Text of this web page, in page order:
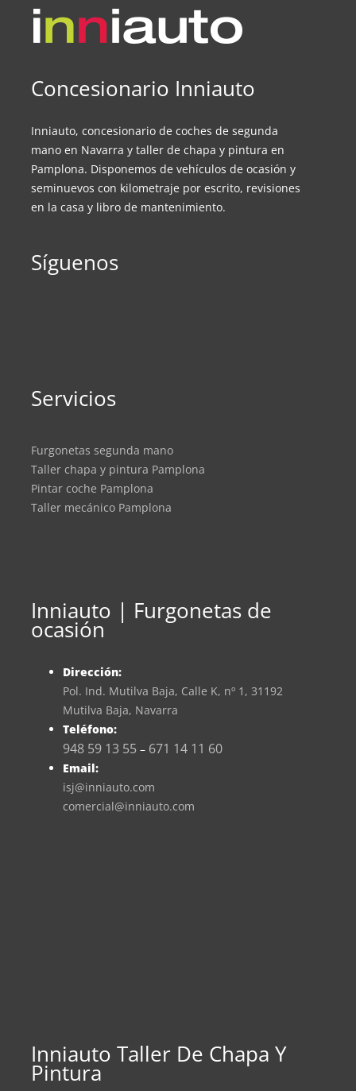
Concesionario Inniauto
Inniauto, concesionario de coches de segunda
mano en Navarra y taller de chapa y pintura en
Pamplona. Disponemos de vehículos de ocasión y
seminuevos con kilometraje por escrito, revisiones
en la casa y libro de mantenimiento.
Síguenos
Servicios
Furgonetas segunda mano
Taller chapa y pintura Pamplona
Pintar coche Pamplona
Taller mecánico Pamplona
Inniauto | Furgonetas de
ocasión
Dirección:
Pol. Ind. Mutilva Baja, Calle K, nº 1, 31192
Mutilva Baja, Navarra
Teléfono:
948 59 13 55 – 671 14 11 60
Email:
isj@inniauto.com
comercial@inniauto.com
Inniauto Taller De Chapa Y
Pintura